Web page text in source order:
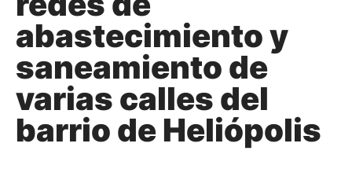
abastecimiento y
saneamiento de
varias calles del
barrio de Heliópolis